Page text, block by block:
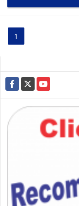
1
Facebook
X YouTube